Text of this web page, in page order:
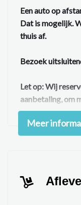
Een auto op
Dat is mogelijk.
thuis af.
Bezoek
Let op:Wij
aanbetaling, om
✔ Geen
✔ 24/7
✔ Volledige
en ontvang snel
via WhatsApp:
Meer